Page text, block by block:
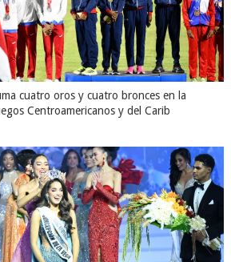
cuatro oros y cuatro bronces en la
Centroamericanos y del Carib